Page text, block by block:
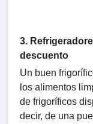
3.
descuento
Un buen
los alimentos
de frigoríficos
decir, de una